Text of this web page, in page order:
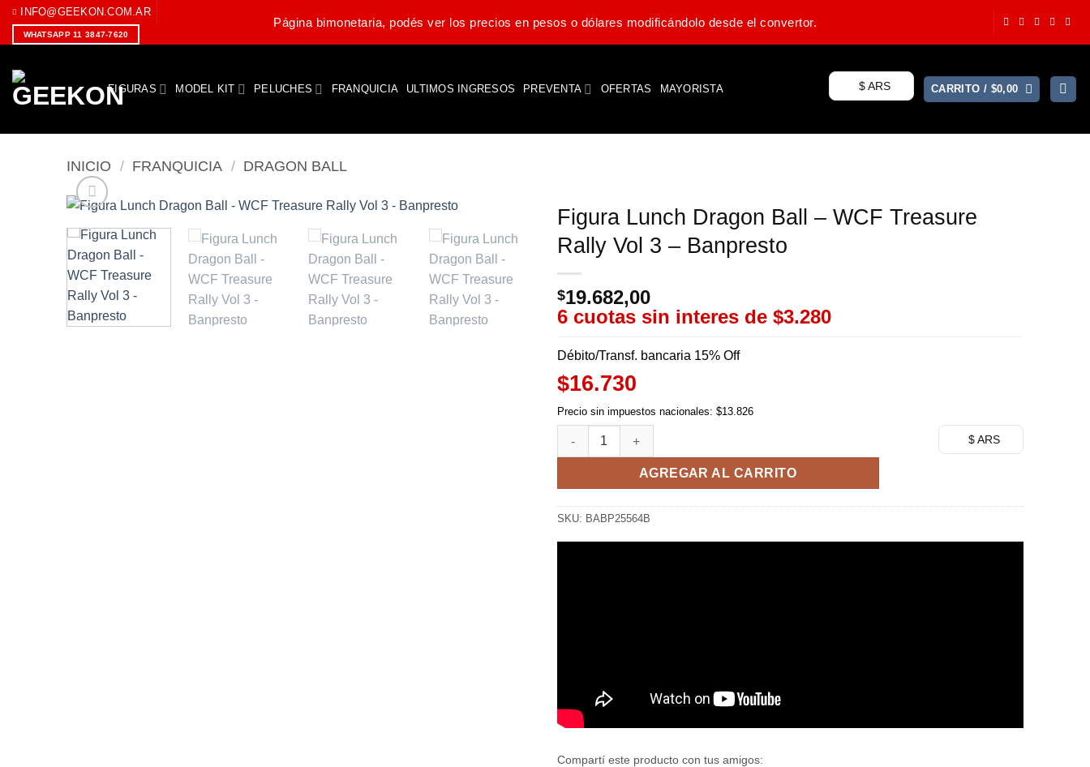
SaltarINFO@GEEKON.COM.AR
WHATSAPP 11 3847-7620
Página bimonetaria, podés ver los precios en pesos o dólares modificándolo desde el convertor.
FIGURAS MODEL KIT PELUCHES FRANQUICIA ULTIMOS INGRESOS PREVENTA OFERTAS MAYORISTA $ ARS CARRITO / $0,00
INICIO / FRANQUICIA / DRAGON BALL
Figura Lunch Dragon Ball – WCF Treasure
Rally Vol 3 – Banpresto
$19.682,00
6 cuotas sin interes de $3.280
Débito/Transf. bancaria 15% Off
$16.730
Precio sin impuestos nacionales: $13.826
$ ARS
Figura Lunch Dragon Ball - WCF Treasure Rally Vol 3 - Banpresto cantidad
AGREGAR AL CARRITO
SKU: BABP25564B
Compartí este producto con tus amigos: